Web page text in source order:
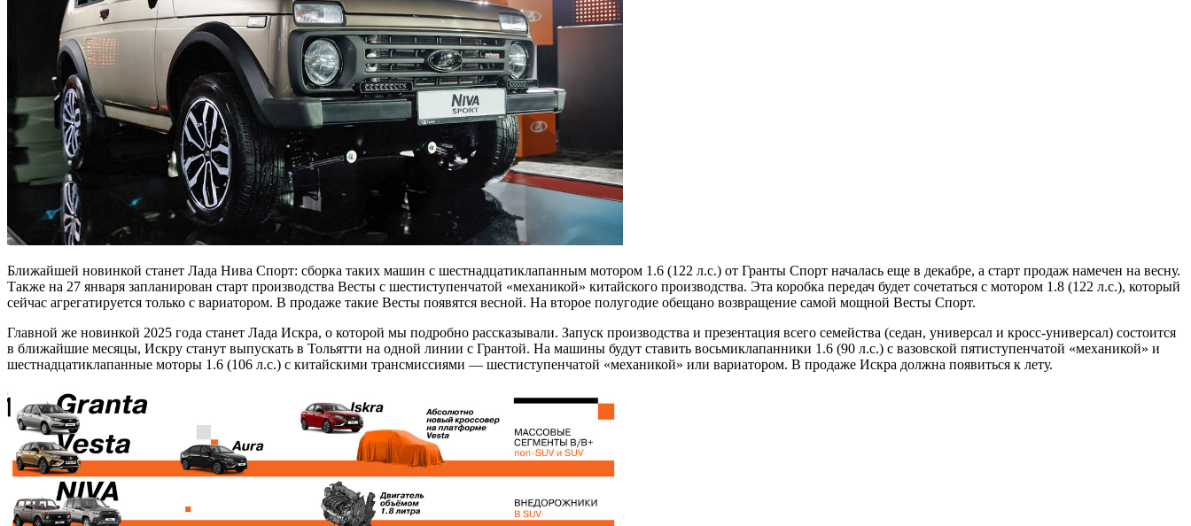
Ближайшей новинкой станет Лада Нива Спорт: сборка таких машин с шестнадцатиклапанным мотором 1.6 (122 л.с.) от Гранты Спорт началась еще в декабре, а старт продаж намечен на весну.
Также на 27 января запланирован старт производства Весты с шестиступенчатой «механикой» китайского производства. Эта коробка передач будет сочетаться с мотором 1.8 (122 л.с.), который
сейчас агрегатируется только с вариатором. В продаже такие Весты появятся весной. На второе полугодие обещано возвращение самой мощной Весты Спорт.
Главной же новинкой 2025 года станет Лада Искра, о которой мы подробно рассказывали. Запуск производства и презентация всего семейства (седан, универсал и кросс-универсал) состоится
в ближайшие месяцы, Искру станут выпускать в Тольятти на одной линии с Грантой. На машины будут ставить восьмиклапанники 1.6 (90 л.с.) с вазовской пятиступенчатой «механикой» и
шестнадцатиклапанные моторы 1.6 (106 л.с.) с китайскими трансмиссиями — шестиступенчатой «механикой» или вариатором. В продаже Искра должна появиться к лету.